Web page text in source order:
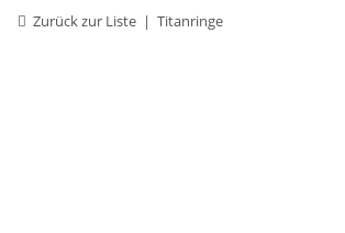
Zurück zur Liste Titanringe